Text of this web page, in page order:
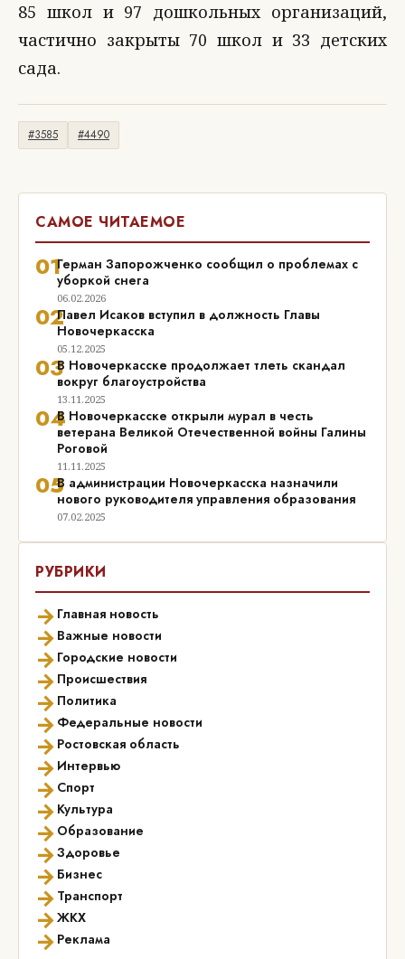
85 школ и 97 дошкольных организаций,
частично закрыты 70 школ и 33 детских
сада.
#3585 #4490
САМОЕ ЧИТАЕМОЕ
01Герман Запорожченко сообщил о проблемах с
уборкой снега
06.02.2026
02Павел Исаков вступил в должность Главы
Новочеркасска
05.12.2025
03В Новочеркасске продолжает тлеть скандал
вокруг благоустройства
13.11.2025
04В Новочеркасске открыли мурал в честь
ветерана Великой Отечественной войны Галины
Роговой
11.11.2025
05В администрации Новочеркасска назначили
нового руководителя управления образования
07.02.2025
РУБРИКИ
→ Главная новость
→ Важные новости
→ Городские новости
→ Происшествия
→ Политика
→ Федеральные новости
→ Ростовская область
→ Интервью
→ Спорт
→ Культура
→ Образование
→Здоровье
→ Бизнес
→ Транспорт
→ЖКХ
→ Реклама